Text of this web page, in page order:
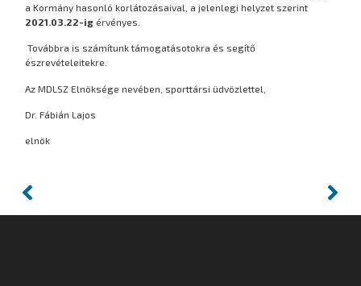
a Kormány hasonló korlátozásaival, a jelenlegi helyzet szerint
2021.03.22-ig érvényes.
Továbbra is számítunk támogatásotokra és segítő
észrevételeitekre.
Az MDLSZ Elnöksége nevében, sporttársi üdvözlettel,
Dr. Fábián Lajos
elnök